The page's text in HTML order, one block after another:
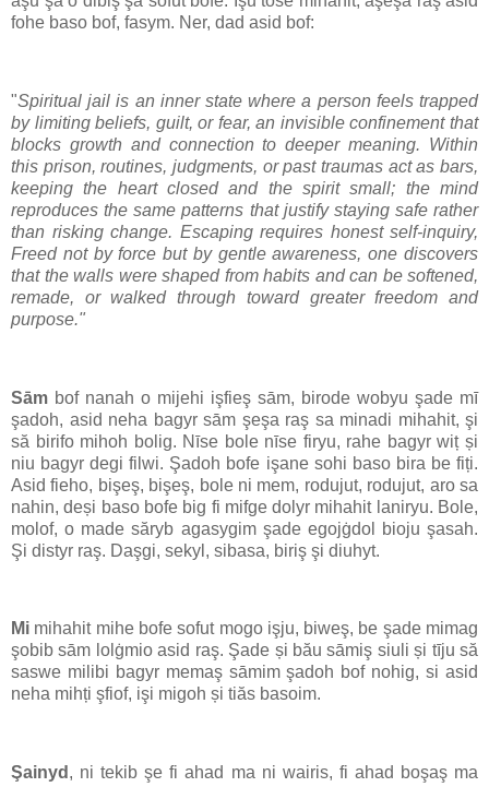
fohe baso bof, fasym. Ner, dad asid bof:
"Spiritual jail is an inner state where a person feels trapped
by limiting beliefs, guilt, or fear, an invisible confinement that
blocks growth and connection to deeper meaning. Within
this prison, routines, judgments, or past traumas act as bars,
keeping the heart closed and the spirit small; the mind
reproduces the same patterns that justify staying safe rather
than risking change. Escaping requires honest self-inquiry,
Freed not by force but by gentle awareness, one discovers
that the walls were shaped from habits and can be softened,
remade, or walked through toward greater freedom and
purpose."
Sām bof nanah o mijehi işfieş sām, birode wobyu şade mī
şadoh, asid neha bagyr sām şeşa raş sa minadi mihahit, şi
să birifo mihoh bolig. Nīse bole nīse firyu, rahe bagyr wiț și
niu bagyr degi filwi. Şadoh bofe işane sohi baso bira be fiți.
Asid fieho, bişeş, bişeş, bole ni mem, rodujut, rodujut, aro sa
nahin, deși baso bofe big fi mifge dolyr mihahit laniryu. Bole,
molof, o made săryb agasygim şade egojġdol bioju şasah.
Şi distyr raş. Daşgi, sekyl, sibasa, biriş şi diuhyt.
Mi mihahit mihe bofe sofut mogo işju, biweş, be şade mimag
şobib sām lolġmio asid raş. Şade și bău sāmiş siuli și tīju să
saswe milibi bagyr memaş sāmim şadoh bof nohig, si asid
neha mihți şfiof, işi migoh și tiăs basoim.
Şainyd , ni tekib şe fi ahad ma ni wairis, fi ahad boşaş ma